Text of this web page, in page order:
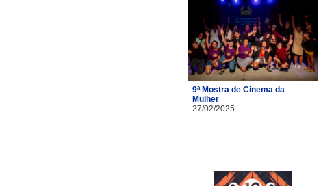
9ª Mostra de Cinema da
Mulher
27/02/2025